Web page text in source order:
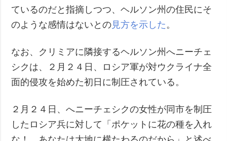
ているのだと指摘しつつ、ヘルソン州の住民にそ
のような感情はないとの見方を示した 。
なお、クリミアに隣接するヘルソン州へニーチェ
シクは、２月２４日、ロシア軍が対ウクライナ全
面的侵攻を始めた初日に制圧されている。
２月２４日、へニーチェシクの女性が同市を制圧
したロシア兵に対して「ポケットに花の種を入れ